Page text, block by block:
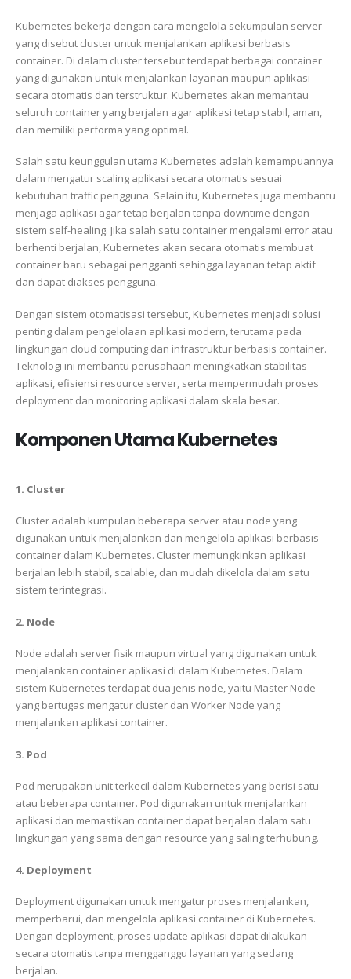
Kubernetes bekerja dengan cara mengelola sekumpulan server
yang disebut cluster untuk menjalankan aplikasi berbasis
container. Di dalam cluster tersebut terdapat berbagai container
yang digunakan untuk menjalankan layanan maupun aplikasi
secara otomatis dan terstruktur. Kubernetes akan memantau
seluruh container yang berjalan agar aplikasi tetap stabil, aman,
dan memiliki performa yang optimal.
Salah satu keunggulan utama Kubernetes adalah kemampuannya
dalam mengatur scaling aplikasi secara otomatis sesuai
kebutuhan traffic pengguna. Selain itu, Kubernetes juga membantu
menjaga aplikasi agar tetap berjalan tanpa downtime dengan
sistem self-healing. Jika salah satu container mengalami error atau
berhenti berjalan, Kubernetes akan secara otomatis membuat
container baru sebagai pengganti sehingga layanan tetap aktif
dan dapat diakses pengguna.
Dengan sistem otomatisasi tersebut, Kubernetes menjadi solusi
penting dalam pengelolaan aplikasi modern, terutama pada
lingkungan cloud computing dan infrastruktur berbasis container.
Teknologi ini membantu perusahaan meningkatkan stabilitas
aplikasi, efisiensi resource server, serta mempermudah proses
deployment dan monitoring aplikasi dalam skala besar.
Komponen Utama Kubernetes
1. Cluster
Cluster adalah kumpulan beberapa server atau node yang
digunakan untuk menjalankan dan mengelola aplikasi berbasis
container dalam Kubernetes. Cluster memungkinkan aplikasi
berjalan lebih stabil, scalable, dan mudah dikelola dalam satu
sistem terintegrasi.
2. Node
Node adalah server fisik maupun virtual yang digunakan untuk
menjalankan container aplikasi di dalam Kubernetes. Dalam
sistem Kubernetes terdapat dua jenis node, yaitu Master Node
yang bertugas mengatur cluster dan Worker Node yang
menjalankan aplikasi container.
3. Pod
Pod merupakan unit terkecil dalam Kubernetes yang berisi satu
atau beberapa container. Pod digunakan untuk menjalankan
aplikasi dan memastikan container dapat berjalan dalam satu
lingkungan yang sama dengan resource yang saling terhubung.
4. Deployment
Deployment digunakan untuk mengatur proses menjalankan,
memperbarui, dan mengelola aplikasi container di Kubernetes.
Dengan deployment, proses update aplikasi dapat dilakukan
secara otomatis tanpa mengganggu layanan yang sedang
berjalan.